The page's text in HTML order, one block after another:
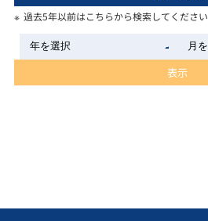
過去5年以前はこちらから検索してください
表示